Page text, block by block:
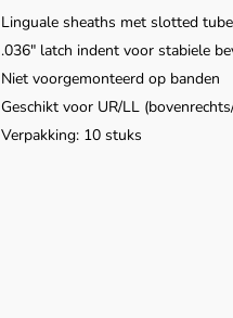
Linguale sheaths met slotted
.036" latch indent voor stabiele
Niet voorgemonteerd op banden
Geschikt voor UR/LL
Verpakking: 10 stuks